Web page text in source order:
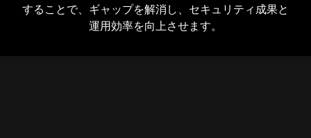
することで、ギャップを解消し、セキュリティ成果と
運用効率を向上させます。